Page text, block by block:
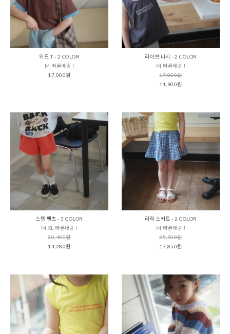
위드 T - 2 COLOR
M 빠른배송 !
17,000원
라이브 나시 - 2 COLOR
M 빠른배송 !
17,000원
11,900원
스탭 팬츠 - 3 COLOR
M,XL 빠른배송 !
20,400원
14,280원
라라 스커트 - 2 COLOR
M 빠른배송 !
25,500원
17,850원